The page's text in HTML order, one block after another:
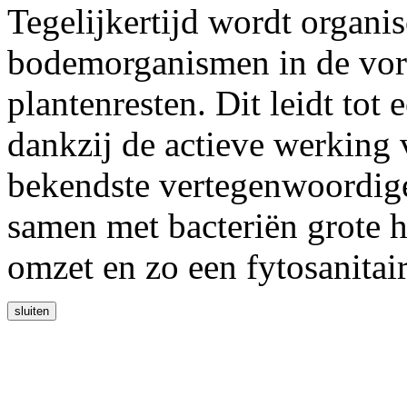
Tegelijkertijd wordt
bodemorganismen in de
plantenresten. Dit leidt tot
dankzij de actieve werking
bekendste
samen met bacteriën grote
omzet en zo een
sluiten